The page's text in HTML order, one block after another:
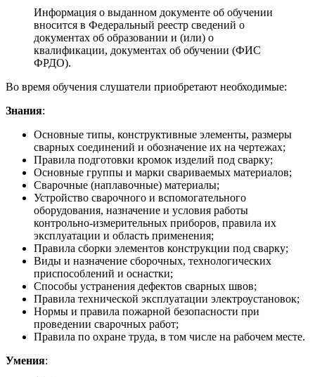
Информация о выданном документе об обучении
вносится в Федеральный реестр сведений о
документах об образовании и (или) о
квалификации, документах об обучении (ФИС
ФРДО).
Во время обучения слушатели приобретают необходимые:
Знания:
Основные типы, конструктивные элементы, размеры
сварных соединений и обозначение их на чертежах;
Правила подготовки кромок изделий под сварку;
Основные группы и марки свариваемых материалов;
Сварочные (наплавочные) материалы;
Устройство сварочного и вспомогательного
оборудования, назначение и условия работы
контрольно-измерительных приборов, правила их
эксплуатации и область применения;
Правила сборки элементов конструкции под сварку;
Виды и назначение сборочных, технологических
приспособлений и оснастки;
Способы устранения дефектов сварных швов;
Правила технической эксплуатации электроустановок;
Нормы и правила пожарной безопасности при
проведении сварочных работ;
Правила по охране труда, в том числе на рабочем месте.
Умения: